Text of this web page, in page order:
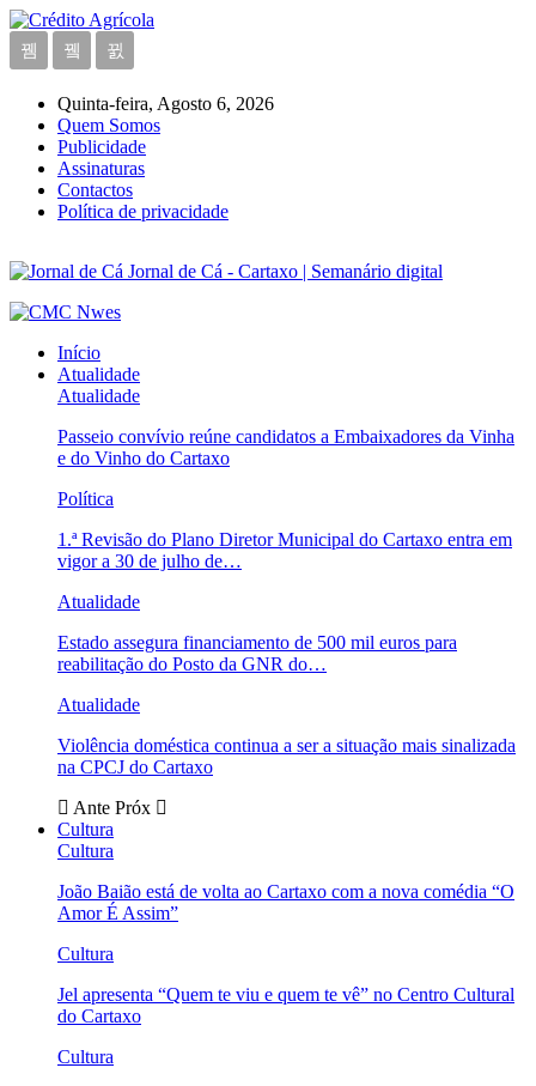
Quinta-feira, Agosto 6, 2026
Quem Somos
Publicidade
Assinaturas
Contactos
Política de privacidade
Jornal de Cá - Cartaxo | Semanário digital
Início
Atualidade
Atualidade
Passeio convívio reúne candidatos a Embaixadores da Vinha
e do Vinho do Cartaxo
Política
1.ª Revisão do Plano Diretor Municipal do Cartaxo entra em
vigor a 30 de julho de…
Atualidade
Estado assegura financiamento de 500 mil euros para
reabilitação do Posto da GNR do…
Atualidade
Violência doméstica continua a ser a situação mais sinalizada
na CPCJ do Cartaxo
Ante Próx
Cultura
Cultura
João Baião está de volta ao Cartaxo com a nova comédia “O
Amor É Assim”
Cultura
Jel apresenta “Quem te viu e quem te vê” no Centro Cultural
do Cartaxo
Cultura